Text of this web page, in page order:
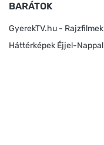
BARÁTOK
GyerekTV.hu - Rajzfilmek
Háttérképek Éjjel-Nappal